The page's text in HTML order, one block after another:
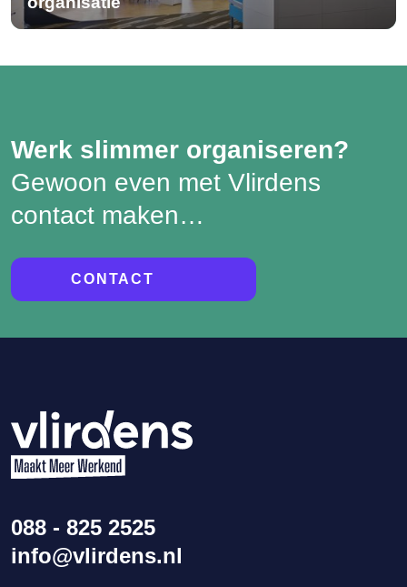
Werk slimmer organiseren?
Gewoon even met Vlirdens
contact maken…
CONTACT
088 - 825 2525
info@vlirdens.nl